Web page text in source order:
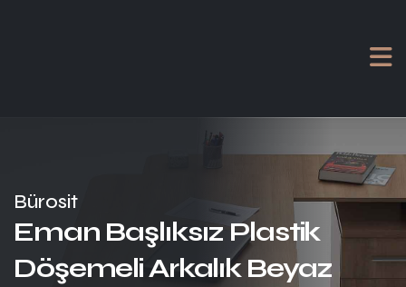
Bürosit
Eman Başlıksız Plastik
Döşemeli Arkalık Beyaz